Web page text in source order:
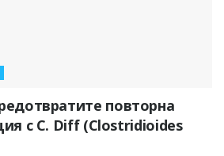
повторна
с C. Diff (Clostridioides